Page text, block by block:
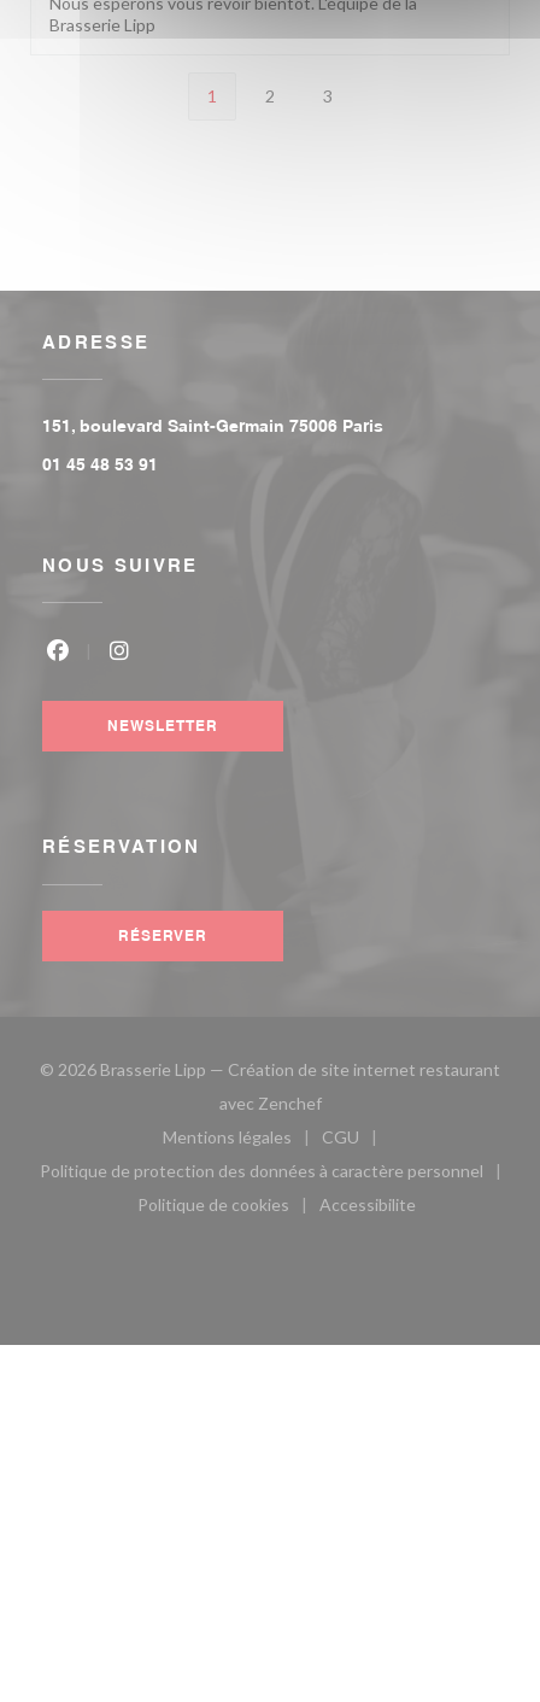
Brasserie Lipp
1 2 3
ADRESSE
151, boulevard Saint-Germain 75006 Paris
01 45 48 53 91
NOUS SUIVRE
NEWSLETTER
RÉSERVATION
RÉSERVER
© 2026 Brasserie Lipp — Création de site internet restaurant
avec Zenchef((ouvre une nouvelle
Mentions légales
((ouvre une nouvelle fenêtre))
CGU
((ouvre une nouvelle
Politique de protection des données à caractère personnel
((ouvre une nouvelle fenêtre))
Politique de cookies
((ouvre une nouvelle fenêtre))
Accessibilite